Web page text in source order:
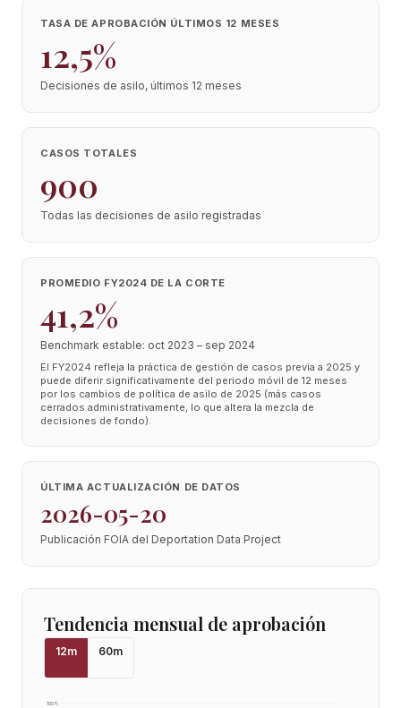
TASA DE APROBACIÓN ÚLTIMOS 12 MESES
12,5%
Decisiones de asilo, últimos 12 meses
CASOS TOTALES
900
Todas las decisiones de asilo registradas
PROMEDIO FY2024 DE LA CORTE
41,2%
Benchmark estable: oct 2023 – sep 2024
El FY2024 refleja la práctica de gestión de casos previa a 2025 y
puede diferir significativamente del periodo móvil de 12 meses
por los cambios de política de asilo de 2025 (más casos
cerrados administrativamente, lo que altera la mezcla de
decisiones de fondo).
ÚLTIMA ACTUALIZACIÓN DE DATOS
2026-05-20
Publicación FOIA del Deportation Data Project
Tendencia mensual de aprobación
12m 60m
100%